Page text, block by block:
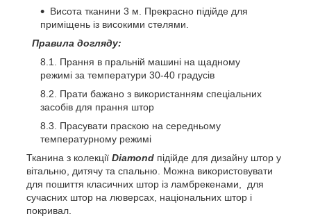
Висота тканини 3 м. Прекрасно підійде для
приміщень із високими стелями.
Правила догляду:
Прання в пральній машині на щадному
режимі за температури 30-40 градусів
Прати бажано з використанням спеціальних
засобів для прання штор
Прасувати праскою на середньому
температурному режимі
Тканина з колекції Diamond підійде для дизайну штор у
вітальню, дитячу та спальню. Можна використовувати
для пошиття класичних штор із ламбрекенами, для
сучасних штор на люверсах, національних штор і
покривал.